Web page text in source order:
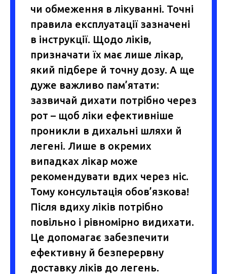
чи обмеження в лікуванні. Точні
правила експлуатації зазначені
в інструкції. Щодо ліків,
призначати їх має лише лікар,
який підбере й точну дозу. А ще
дуже важливо пам’ятати:
зазвичай дихати потрібно через
рот – щоб ліки ефективніше
проникли в дихальні шляхи й
легені. Лише в окремих
випадках лікар може
рекомендувати вдих через ніс.
Тому консультація обов’язкова!
Після вдиху ліків потрібно
повільно і рівномірно видихати.
Це допомагає забезпечити
ефективну й безперервну
доставку ліків до легень.